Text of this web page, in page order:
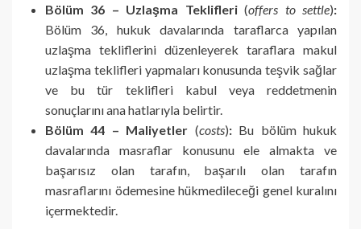
Bölüm 36 – Uzlaşma Teklifleri(offers to settle):
Bölüm 36, hukuk davalarında taraflarca yapılan
uzlaşma tekliflerini düzenleyerek taraflara makul
uzlaşma teklifleri yapmaları konusunda teşvik sağlar
ve bu tür teklifleri kabul veya reddetmenin
sonuçlarını ana hatlarıyla belirtir.
Bölüm 44 – Maliyetler (costs):Bu bölüm hukuk
davalarında masraflar konusunu ele almakta ve
başarısız olan tarafın, başarılı olan tarafın
masraflarını ödemesine hükmedileceği genel kuralını
içermektedir.